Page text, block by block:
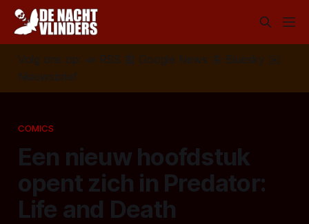
Volg ons op: 📣 RSS 📰 Google News 🦋 Bluesky
✉️
Nieuwsbrief
COMICS
Een nieuw hoofdstuk
opent zich in Predator:
Life and Death